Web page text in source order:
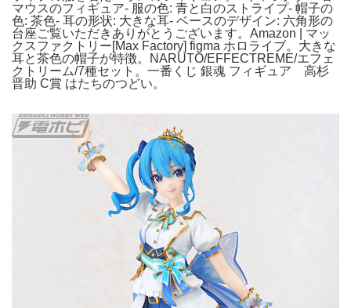
マウスのフィギュア- 服の色: 青と白のストライプ- 帽子の
色: 茶色- 耳の形状: 大きな耳- ベースのデザイン: 六角形の
台座ご覧いただきありがとうございます。Amazon | マッ
クスファクトリー[Max Factory] figma ホロライブ。大きな
耳と茶色の帽子が特徴。NARUTO/EFFECTREME/エフェ
クトリーム/7種セット。一番くじ 銀魂 フィギュア 高杉
晋助 C賞 はたちのつどい。